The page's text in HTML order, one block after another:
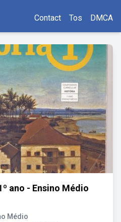
Contact Tos DMCA
ano - Ensino Médio
Médio